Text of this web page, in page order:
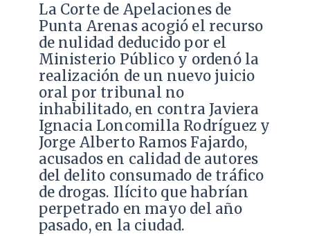
La Corte de Apelaciones de
Punta Arenas acogió el recurso
de nulidad deducido por el
Ministerio Público y ordenó la
realización de un nuevo juicio
oral por tribunal no
inhabilitado, en contra Javiera
Ignacia Loncomilla Rodríguez y
Jorge Alberto Ramos Fajardo,
acusados en calidad de autores
del delito consumado de tráfico
de drogas. Ilícito que habrían
perpetrado en mayo del año
pasado, en la ciudad.